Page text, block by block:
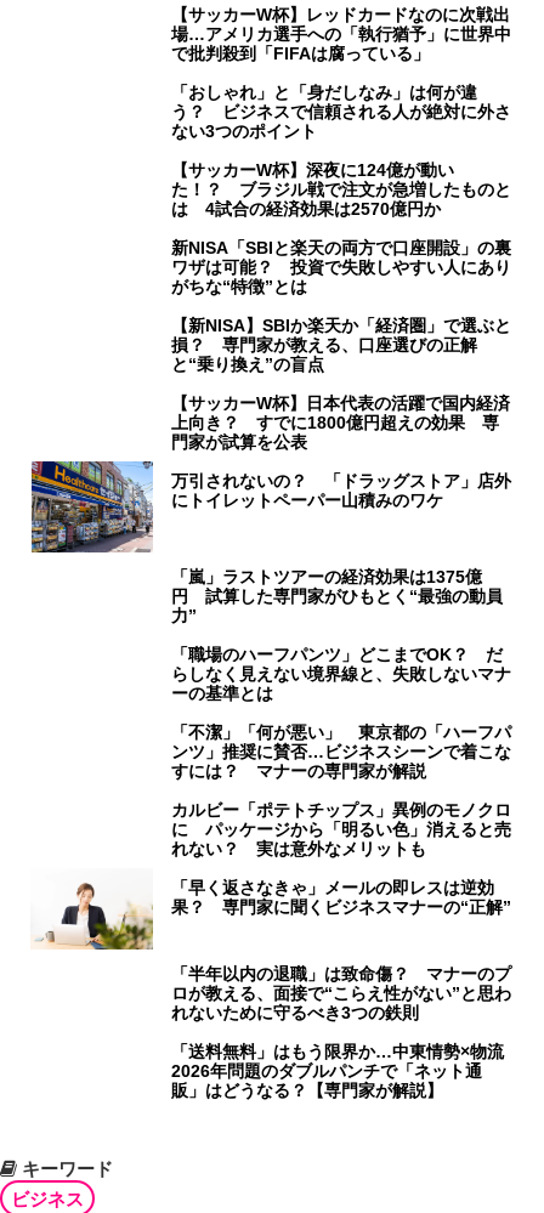
【サッカーW杯】レッドカードなのに次戦出
場…アメリカ選手への「執行猶予」に世界中
で批判殺到「FIFAは腐っている」
「おしゃれ」と「身だしなみ」は何が違
う？ ビジネスで信頼される人が絶対に外さ
ない3つのポイント
【サッカーW杯】深夜に124億が動い
た！？ ブラジル戦で注文が急増したものと
は 4試合の経済効果は2570億円か
新NISA「SBIと楽天の両方で口座開設」の裏
ワザは可能？ 投資で失敗しやすい人にあり
がちな“特徴”とは
【新NISA】SBIか楽天か「経済圏」で選ぶと
損？ 専門家が教える、口座選びの正解
と“乗り換え”の盲点
【サッカーW杯】日本代表の活躍で国内経済
上向き？ すでに1800億円超えの効果 専
門家が試算を公表
万引されないの？ 「ドラッグストア」店外
にトイレットペーパー山積みのワケ
「嵐」ラストツアーの経済効果は1375億
円 試算した専門家がひもとく“最強の動員
力”
「職場のハーフパンツ」どこまでOK？ だ
らしなく見えない境界線と、失敗しないマナ
ーの基準とは
「不潔」「何が悪い」 東京都の「ハーフパ
ンツ」推奨に賛否…ビジネスシーンで着こな
すには？ マナーの専門家が解説
カルビー「ポテトチップス」異例のモノクロ
に パッケージから「明るい色」消えると売
れない？ 実は意外なメリットも
「早く返さなきゃ」メールの即レスは逆効
果？ 専門家に聞くビジネスマナーの“正解”
「半年以内の退職」は致命傷？ マナーのプ
ロが教える、面接で“こらえ性がない”と思わ
れないために守るべき3つの鉄則
「送料無料」はもう限界か…中東情勢×物流
2026年問題のダブルパンチで「ネット通
販」はどうなる？【専門家が解説】
キーワード
ビジネス